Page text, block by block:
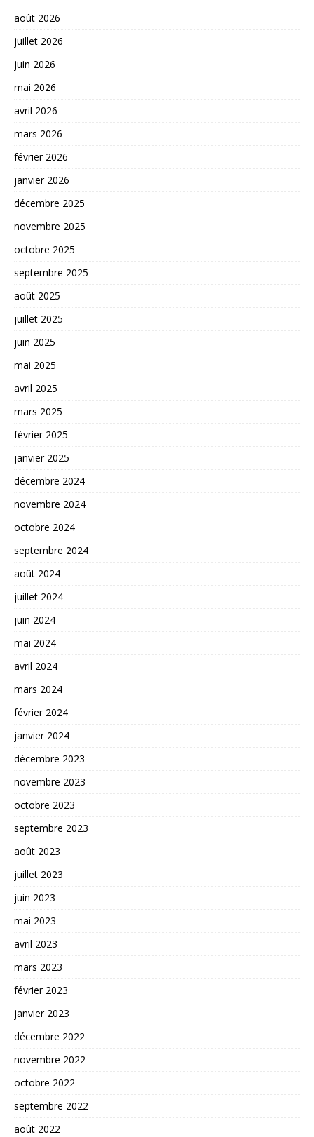
août 2026
juillet 2026
juin 2026
mai 2026
avril 2026
mars 2026
février 2026
janvier 2026
décembre 2025
novembre 2025
octobre 2025
septembre 2025
août 2025
juillet 2025
juin 2025
mai 2025
avril 2025
mars 2025
février 2025
janvier 2025
décembre 2024
novembre 2024
octobre 2024
septembre 2024
août 2024
juillet 2024
juin 2024
mai 2024
avril 2024
mars 2024
février 2024
janvier 2024
décembre 2023
novembre 2023
octobre 2023
septembre 2023
août 2023
juillet 2023
juin 2023
mai 2023
avril 2023
mars 2023
février 2023
janvier 2023
décembre 2022
novembre 2022
octobre 2022
septembre 2022
août 2022